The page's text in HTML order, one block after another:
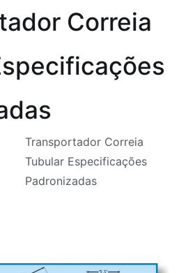
Correia
Transportador Correia
Tubular Especificações
Padronizadas